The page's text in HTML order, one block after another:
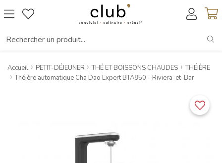
Accueil PETIT-DÉJEUNER THÉ ET BOISSONS CHAUDES
THÉIÈRE
Théière automatique Cha Dao Expert BTA850 - Riviera-et-Bar